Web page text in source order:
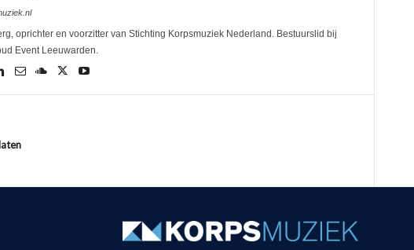
oprichter en voorzitter van Stichting Korpsmuziek Nederland. Bestuurslid bij
Event Leeuwarden.